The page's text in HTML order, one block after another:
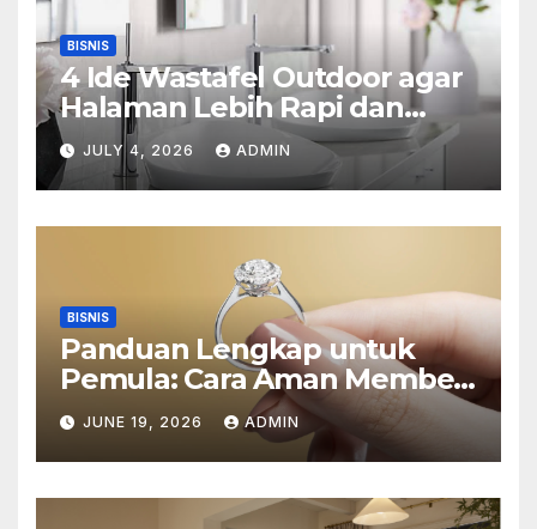
BISNIS
4 Ide Wastafel Outdoor agar
Halaman Lebih Rapi dan
Estetik
JULY 4, 2026 ADMIN
BISNIS
Panduan Lengkap untuk
Pemula: Cara Aman Membeli
Perhiasan Berlian di Toko
Emas Bogor
JUNE 19, 2026 ADMIN